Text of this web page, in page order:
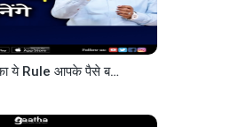
Stock Market का ये Rule आपके पैसे बर्बाद नहीं होने देगा – @Mukul Agrawal